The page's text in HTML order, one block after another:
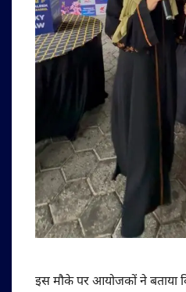
इस मौके पर आयोजकों ने बताया